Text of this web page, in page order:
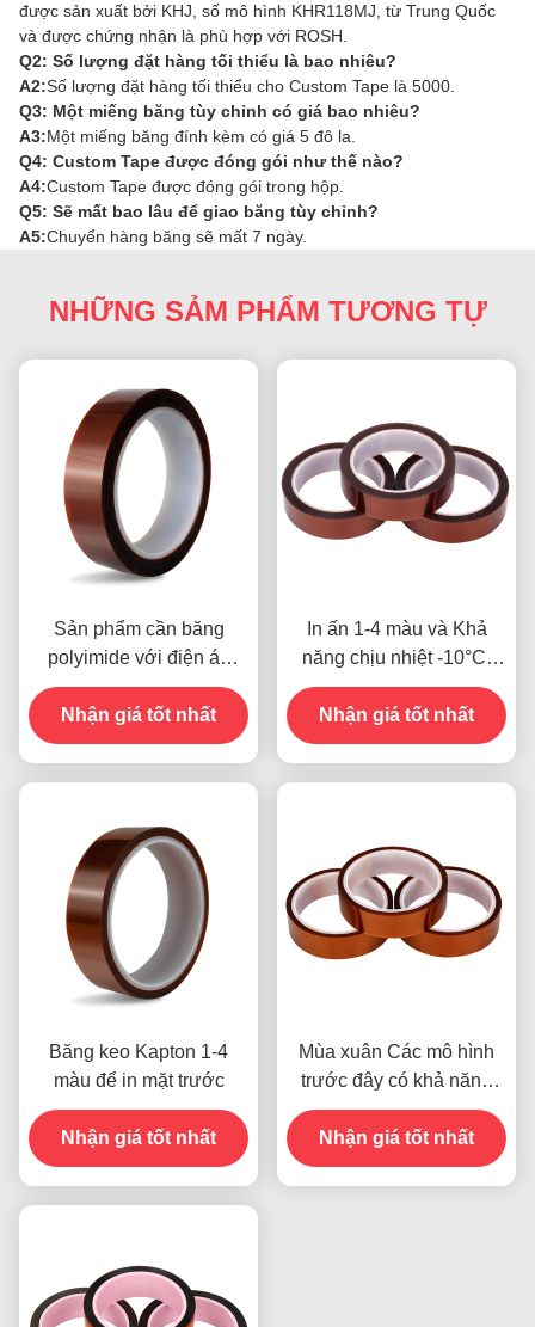
được sản xuất bởi KHJ, số mô hình KHR118MJ, từ Trung Quốc
và được chứng nhận là phù hợp với ROSH.
Q2: Số lượng đặt hàng tối thiểu là bao nhiêu?
A2:Số lượng đặt hàng tối thiểu cho Custom Tape là 5000.
Q3: Một miếng băng tùy chỉnh có giá bao nhiêu?
A3:Một miếng băng đính kèm có giá 5 đô la.
Q4: Custom Tape được đóng gói như thế nào?
A4:Custom Tape được đóng gói trong hộp.
Q5: Sẽ mất bao lâu để giao băng tùy chỉnh?
A5:Chuyển hàng băng sẽ mất 7 ngày.
NHỮNG SẢM PHẨM TƯƠNG TỰ
Sản phẩm cần băng
polyimide với điện áp
kháng 1000V
Nhận giá tốt nhất
In ấn 1-4 màu và Khả
năng chịu nhiệt -10°C-
80°C Phương thức thanh
toán thẻ tín dụng cho các
mẫu trước đây
Nhận giá tốt nhất
Băng keo Kapton 1-4
màu để in mặt trước
Nhận giá tốt nhất
Mùa xuân Các mô hình
trước đây có khả năng
chống ẩm và độ bền 2.5N
/ 25mm
Nhận giá tốt nhất